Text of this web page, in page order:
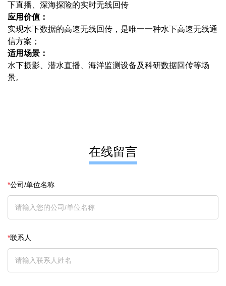
下直播、深海探险的实时无线回传
应用价值：
实现水下数据的高速无线回传，是唯一一种水下高速无线通
信方案；
适用场景：
水下摄影、潜水直播、海洋监测设备及科研数据回传等场
景。
在线留言
*公司/单位名称
*联系人